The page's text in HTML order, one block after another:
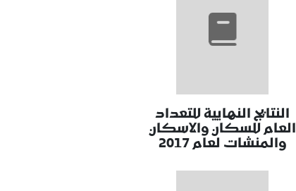
النتايج النهايية للتعداد
العام للسكان والاسكان
والمنشات لعام 2017